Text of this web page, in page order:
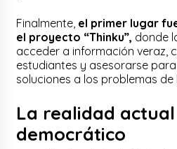
Finalmente, el primer lugar
el proyecto “Thinku”, donde
acceder a información veraz,
estudiantes y asesorarse
soluciones a los problemas de
La realidad
democrático